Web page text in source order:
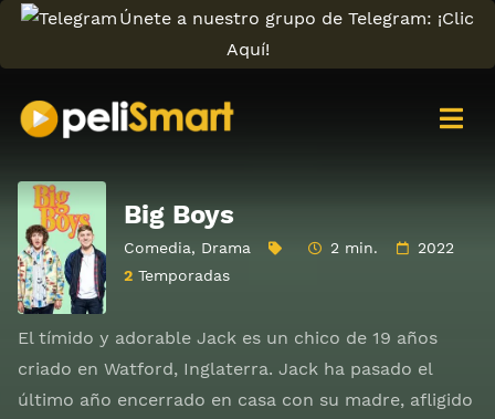
Únete a nuestro grupo de Telegram: ¡Clic
Aquí!
Big Boys
Comedia, Drama 2 min.
2022
2 Temporadas
El tímido y adorable Jack es un chico de 19 años
criado en Watford, Inglaterra. Jack ha pasado el
último año encerrado en casa con su madre, afligido